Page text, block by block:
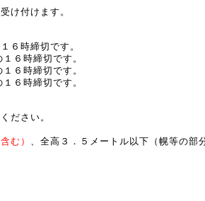
け付けます。
６時締切です。
６時締切です。
６時締切です。
６時締切です。
ださい。
む） 、全高３．５メートル以下（幌等の部